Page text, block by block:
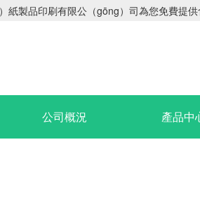
紙製品印刷有限公（gōng）司為您免費提
公司概況 產品中